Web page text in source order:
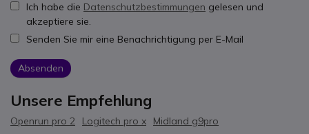
Ich habe die Datenschutzbestimmungen gelesen und
akzeptiere sie.
Senden Sie mir eine Benachrichtigung per E-Mail
Absenden
Unsere Empfehlung
Openrun pro 2 Logitech pro x
Midland g9pro